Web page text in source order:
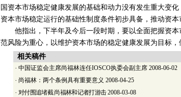
国资本市场稳定健康发展的基础和动力没有发生重大变
资本市场稳定运行的基础性制度条件初步具备，推动资本
他指出，下半年及今后一段时期，要以全面把握资本
范风险为重心，以维护资本市场的稳定健康发展为目标，
相关稿件
· 中国证监会主席尚福林连任IOSCO执委会副主席 2008-06-02
· 尚福林：两个条例具有重要意义 2008-04-25
· 对付围追堵截 尚福林和记者打游击2008-03-08